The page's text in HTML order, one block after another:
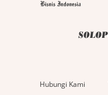
Hubungi Kami